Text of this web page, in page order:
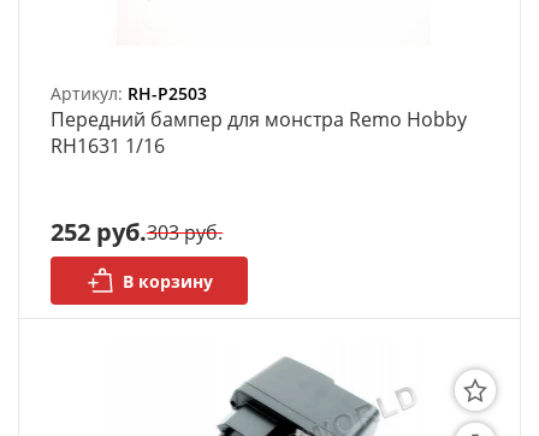
Артикул: RH-P2503
Передний бампер для монстра Remo Hobby
RH1631 1/16
252 руб.303 руб.
В корзину